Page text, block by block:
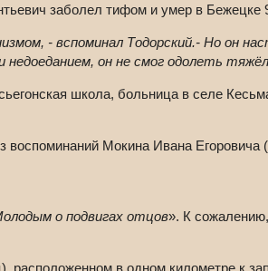
заболел тифом и умер в Бежецке
- вспоминал Тодорский.- Но он
он не смог одолеть
школа, больница в селе
Мокина Ивана
о подвигах отцов». К
в одном километре к